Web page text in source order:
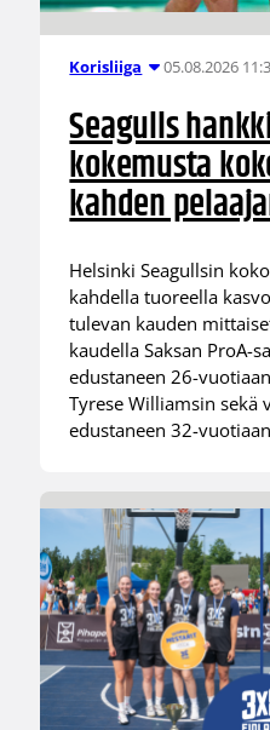
Korisliiga 05.08.2026
Seagulls
kokemusta
kahden
Helsinki Seagullsin
kahdella tuoreella
tulevan kauden
kaudella Saksan ProA-
edustaneen 26-
Tyrese Williamsin sekä
edustaneen 32-